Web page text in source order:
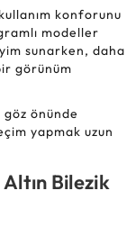
konforunu
modeller
sunarken, daha
görünüm
göz önünde
yapmak uzun
Bilezik